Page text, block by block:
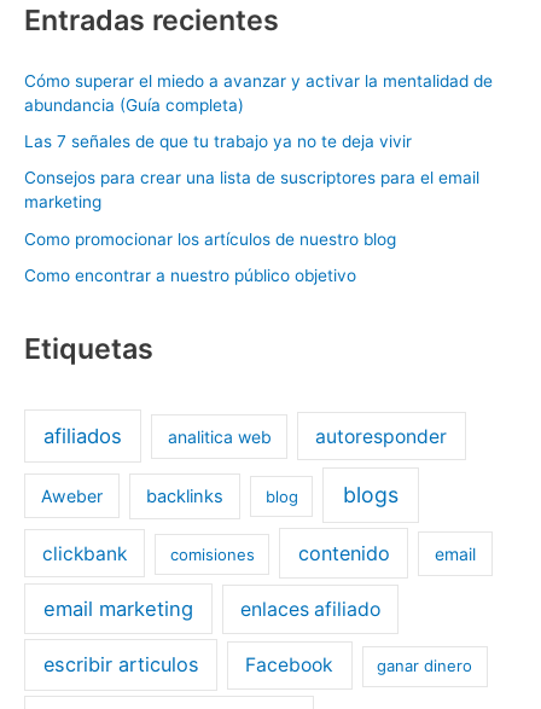
Entradas recientes
Cómo superar el miedo a avanzar y activar la mentalidad de
abundancia (Guía completa)
Las 7 señales de que tu trabajo ya no te deja vivir
Consejos para crear una lista de suscriptores para el email
marketing
Como promocionar los artículos de nuestro blog
Como encontrar a nuestro público objetivo
Etiquetas
afiliados analitica web autoresponder
Aweber backlinks blog blogs
clickbank comisiones contenido email
email marketing enlaces afiliado
escribir articulos Facebook ganar dinero